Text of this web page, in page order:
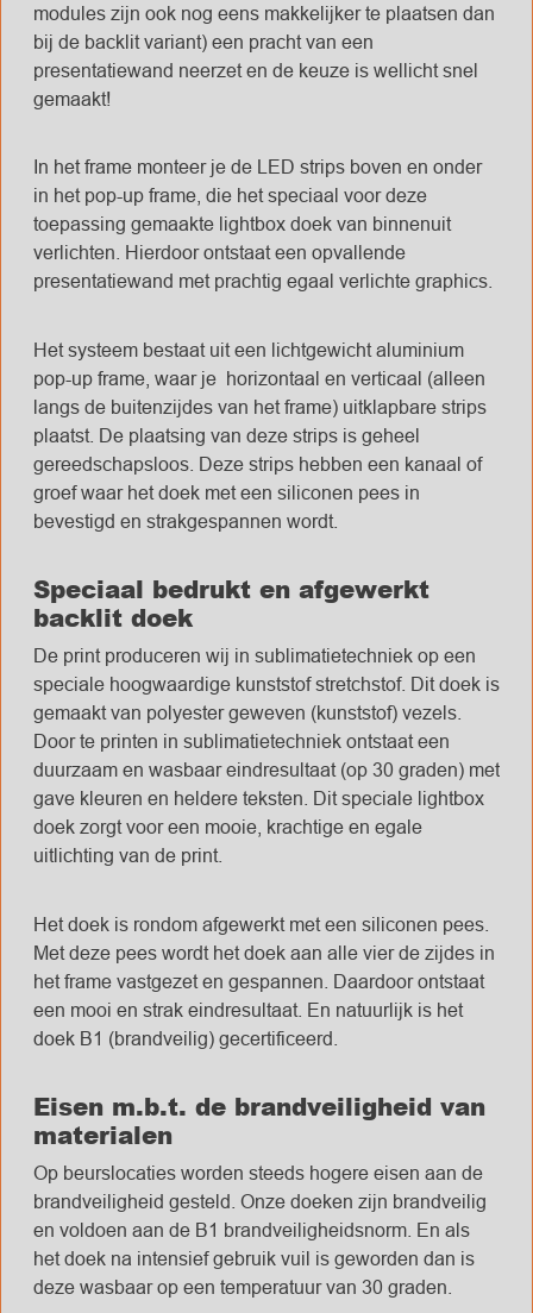
modules zijn ook nog eens makkelijker te plaatsen dan
bij de backlit variant) een pracht van een
presentatiewand neerzet en de keuze is wellicht snel
gemaakt!
In het frame monteer je de LED strips boven en onder
in het pop-up frame, die het speciaal voor deze
toepassing gemaakte lightbox doek van binnenuit
verlichten. Hierdoor ontstaat een opvallende
presentatiewand met prachtig egaal verlichte graphics.
Het systeem bestaat uit een lichtgewicht aluminium
pop-up frame, waar je horizontaal en verticaal (alleen
langs de buitenzijdes van het frame) uitklapbare strips
plaatst. De plaatsing van deze strips is geheel
gereedschapsloos. Deze strips hebben een kanaal of
groef waar het doek met een siliconen pees in
bevestigd en strakgespannen wordt.
Speciaal bedrukt en afgewerkt
backlit doek
De print produceren wij in sublimatietechniek op een
speciale hoogwaardige kunststof stretchstof. Dit doek is
gemaakt van polyester geweven (kunststof) vezels.
Door te printen in sublimatietechniek ontstaat een
duurzaam en wasbaar eindresultaat (op 30 graden) met
gave kleuren en heldere teksten. Dit speciale lightbox
doek zorgt voor een mooie, krachtige en egale
uitlichting van de print.
Het doek is rondom afgewerkt met een siliconen pees.
Met deze pees wordt het doek aan alle vier de zijdes in
het frame vastgezet en gespannen. Daardoor ontstaat
een mooi en strak eindresultaat. En natuurlijk is het
doek B1 (brandveilig) gecertificeerd.
Eisen m.b.t. de brandveiligheid van
materialen
Op beurslocaties worden steeds hogere eisen aan de
brandveiligheid gesteld. Onze doeken zijn brandveilig
en voldoen aan de B1 brandveiligheidsnorm. En als
het doek na intensief gebruik vuil is geworden dan is
deze wasbaar op een temperatuur van 30 graden.